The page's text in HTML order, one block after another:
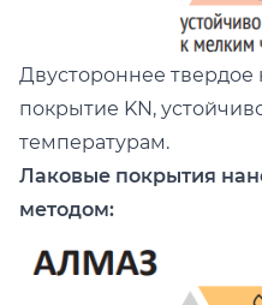
Двустороннее
покрытие KN,
температурам.
Лаковые покрытия
методом: